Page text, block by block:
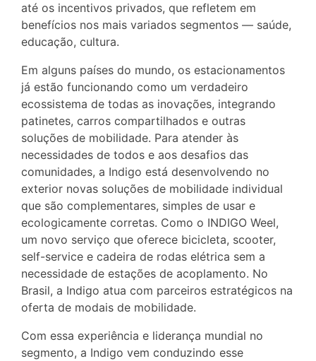
até os incentivos privados, que refletem em
benefícios nos mais variados segmentos — saúde,
educação, cultura.
Em alguns países do mundo, os estacionamentos
já estão funcionando como um verdadeiro
ecossistema de todas as inovações, integrando
patinetes, carros compartilhados e outras
soluções de mobilidade. Para atender às
necessidades de todos e aos desafios das
comunidades, a Indigo está desenvolvendo no
exterior novas soluções de mobilidade individual
que são complementares, simples de usar e
ecologicamente corretas. Como o INDIGO Weel,
um novo serviço que oferece bicicleta, scooter,
self-service e cadeira de rodas elétrica sem a
necessidade de estações de acoplamento. No
Brasil, a Indigo atua com parceiros estratégicos na
oferta de modais de mobilidade.
Com essa experiência e liderança mundial no
segmento, a Indigo vem conduzindo esse